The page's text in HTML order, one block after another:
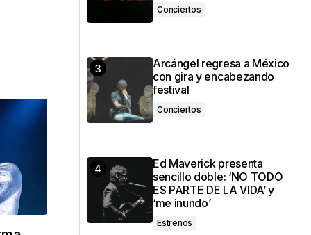
Conciertos
Arcángel regresa a México
con gira y encabezando
festival
Conciertos
Ed Maverick presenta
sencillo doble: ‘NO TODO
ES PARTE DE LA VIDA’ y
‘me inundo’
Estrenos